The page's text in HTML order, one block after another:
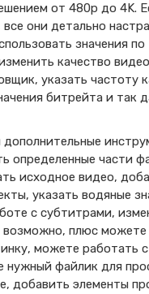
от 480p до 4K.
они детально
значения по
качество
указать частоту
битрейта и так
определенные части
исходное видео,
указать водяные
с субтитрами,
плюс можете
можете работать
нужный файлик для
добавить элементы